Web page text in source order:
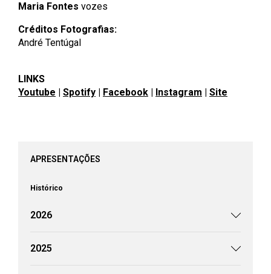
Maria Fontes vozes
Créditos Fotografias:
André Tentúgal
LINKS
Youtube
Spotify Facebook Instagram Site
APRESENTAÇÕES
Histórico
2026
2025